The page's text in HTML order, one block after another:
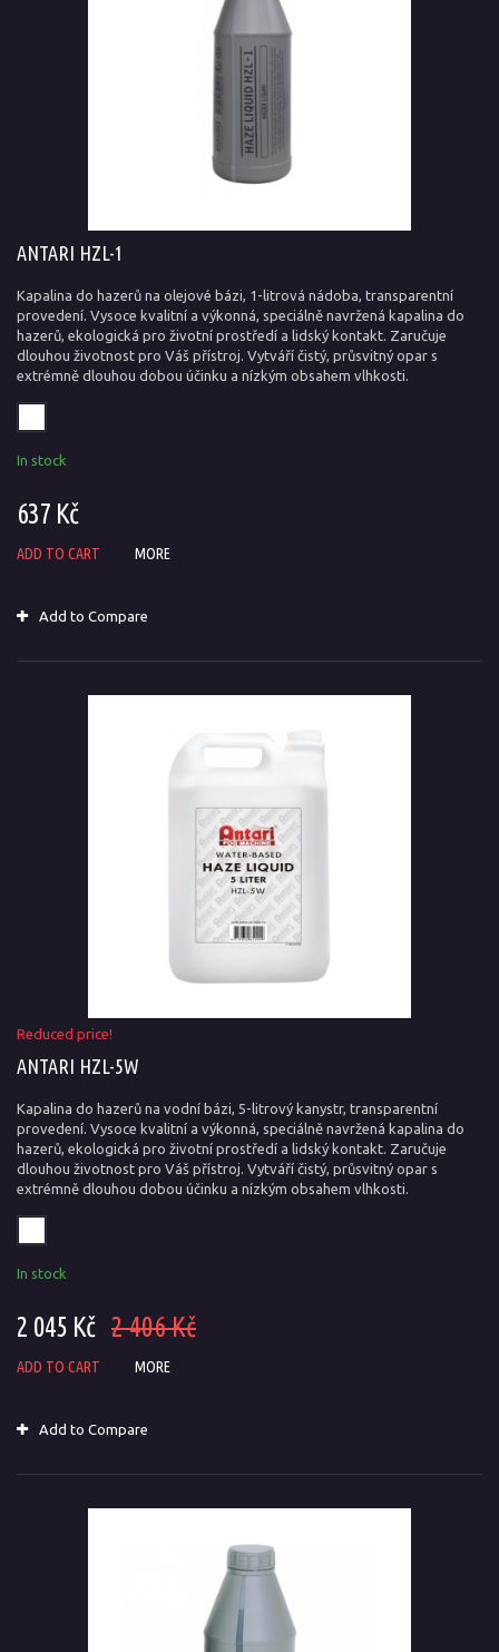
ANTARI HZL-1
Kapalina do hazerů na olejové bázi, 1-litrová nádoba, transparentní
provedení. Vysoce kvalitní a výkonná, speciálně navržená kapalina do
hazerů, ekologická pro životní prostředí a lidský kontakt. Zaručuje
dlouhou životnost pro Váš přístroj. Vytváří čistý, průsvitný opar s
extrémně dlouhou dobou účinku a nízkým obsahem vlhkosti.
In stock
637 Kč
ADD TO CART MORE
Add to Compare
Reduced price!
ANTARI HZL-5W
Kapalina do hazerů na vodní bázi, 5-litrový kanystr, transparentní
provedení. Vysoce kvalitní a výkonná, speciálně navržená kapalina do
hazerů, ekologická pro životní prostředí a lidský kontakt. Zaručuje
dlouhou životnost pro Váš přístroj. Vytváří čistý, průsvitný opar s
extrémně dlouhou dobou účinku a nízkým obsahem vlhkosti.
In stock
2 045 Kč 2 406 Kč
ADD TO CART MORE
Add to Compare